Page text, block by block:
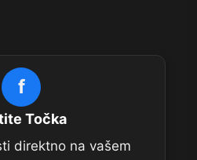
f
Točka
direktno na vašem